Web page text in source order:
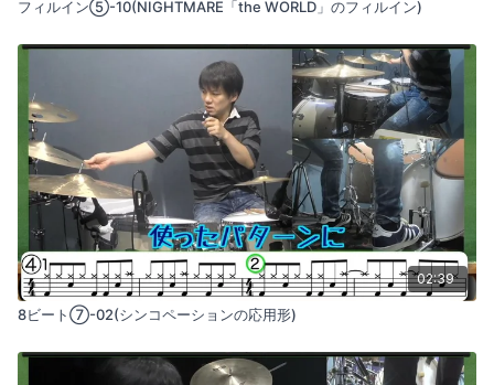
フィルイン⑤-10(NIGHTMARE「the WORLD」のフィルイン)
02:39
8ビート⑦-02(シンコペーションの応用形)